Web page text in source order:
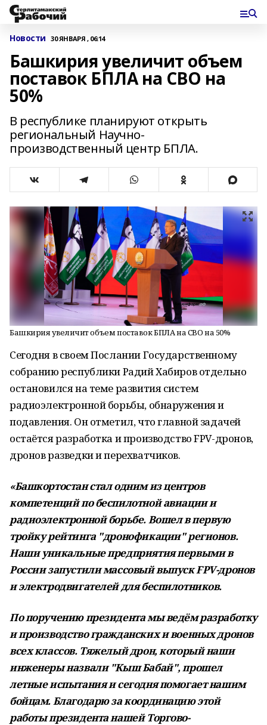
Новости 30 ЯНВАРЯ , 06:14
Башкирия увеличит объем
поставок БПЛА на СВО на
50%
В республике планируют открыть
региональный Научно-
производственный центр БПЛА.
Башкирия увеличит объем поставок БПЛА на СВО на 50%
Сегодня в своем Послании Государственному
собранию республики Радий Хабиров отдельно
остановился на теме развития систем
радиоэлектронной борьбы, обнаружения и
подавления. Он отметил, что главной задачей
остаётся разработка и производство FPV-дронов,
дронов разведки и перехватчиков.
«Башкортостан стал одним из центров
компетенций по беспилотной авиации и
радиоэлектронной борьбе. Вошел в первую
тройку рейтинга "дронофикации" регионов.
Наши уникальные предприятия первыми в
России запустили массовый выпуск FPV-дронов
и электродвигателей для беспилотников.
По поручению президента мы ведём разработку
и производство гражданских и военных дронов
всех классов. Тяжелый дрон, который наши
инженеры назвали "Кыш Бабай", прошел
летные испытания и сегодня помогает нашим
бойцам. Благодарю за координацию этой
работы президента нашей Торгово-